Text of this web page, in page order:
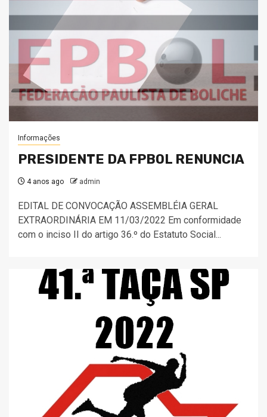
Informações
PRESIDENTE DA FPBOL RENUNCIA
4 anos ago admin
EDITAL DE CONVOCAÇÃO ASSEMBLÉIA GERAL
EXTRAORDINÁRIA EM 11/03/2022 Em conformidade
com o inciso II do artigo 36.º do Estatuto Social...